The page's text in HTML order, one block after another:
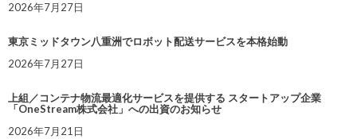
2026年7月27日
東京ミッドタウン八重洲でロボット配送サービスを本格始動
2026年7月27日
上組／コンテナ物流最適化サービスを提供する スタートアップ企業
「OneStream株式会社」への出資のお知らせ
2026年7月21日